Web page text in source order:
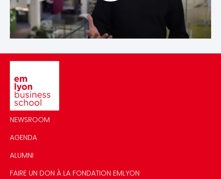
NEWSROOM
AGENDA
ALUMNI
FAIRE UN DON À LA FONDATION EMLYON